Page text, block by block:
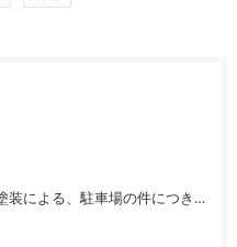
星木ビル外壁塗装による、駐車場の件につきまして。